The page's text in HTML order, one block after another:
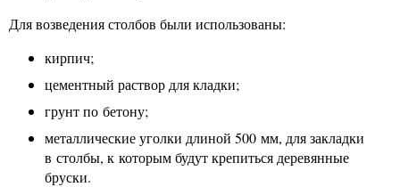
Для возведения столбов были использованы:
кирпич;
цементный раствор для кладки;
грунт по бетону;
металлические уголки длиной 500 мм, для закладки
в столбы, к которым будут крепиться деревянные
бруски.